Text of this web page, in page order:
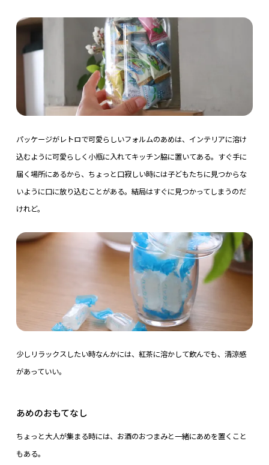
パッケージがレトロで可愛らしいフォルムのあめは、インテリアに溶け
込むように可愛らしく小瓶に入れてキッチン脇に置いてある。すぐ手に
届く場所にあるから、ちょっと口寂しい時には子どもたちに見つからな
いように口に放り込むことがある。結局はすぐに見つかってしまうのだ
けれど。
少しリラックスしたい時なんかには、紅茶に溶かして飲んでも、清涼感
があっていい。
あめのおもてなし
ちょっと大人が集まる時には、お酒のおつまみと一緒にあめを置くこと
もある。